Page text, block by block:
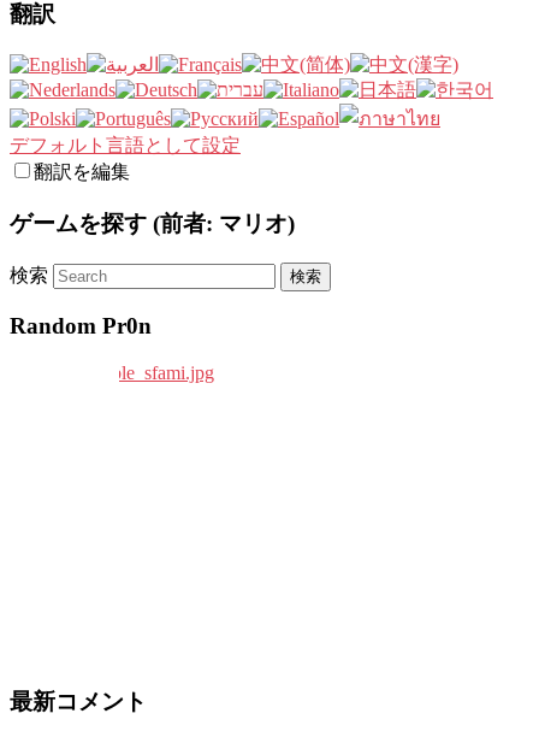
翻訳
デフォルト言語として設定
翻訳を編集
ゲームを探す (前者: マリオ)
検索
Random Pr0n
最新コメント